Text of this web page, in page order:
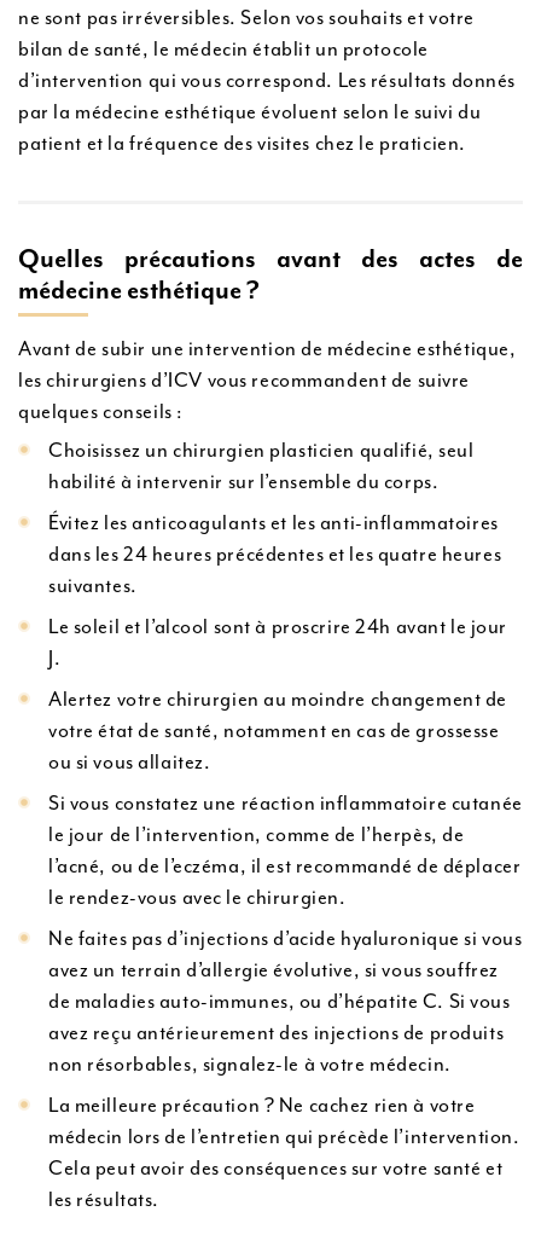
ne sont pas irréversibles. Selon vos souhaits et votre
bilan de santé, le médecin établit un protocole
d’intervention qui vous correspond. Les résultats donnés
par la médecine esthétique évoluent selon le suivi du
patient et la fréquence des visites chez le praticien.
Quelles précautions avant des actes de
médecine esthétique ?
Avant de subir une intervention de médecine esthétique,
les chirurgiens d’ICV vous recommandent de suivre
quelques conseils :
Choisissez un chirurgien plasticien qualifié, seul
habilité à intervenir sur l’ensemble du corps.
Évitez les anticoagulants et les anti-inflammatoires
dans les 24 heures précédentes et les quatre heures
suivantes.
Le soleil et l’alcool sont à proscrire 24h avant le jour
J.
Alertez votre chirurgien au moindre changement de
votre état de santé, notamment en cas de grossesse
ou si vous allaitez.
Si vous constatez une réaction inflammatoire cutanée
le jour de l’intervention, comme de l’herpès, de
l’acné, ou de l’eczéma, il est recommandé de déplacer
le rendez-vous avec le chirurgien.
Ne faites pas d’injections d’acide hyaluronique si vous
avez un terrain d’allergie évolutive, si vous souffrez
de maladies auto-immunes, ou d’hépatite C. Si vous
avez reçu antérieurement des injections de produits
non résorbables, signalez-le à votre médecin.
La meilleure précaution ? Ne cachez rien à votre
médecin lors de l’entretien qui précède l’intervention.
Cela peut avoir des conséquences sur votre santé et
les résultats.